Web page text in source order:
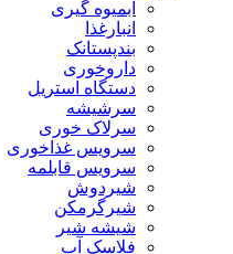
آبمیوه گیری
انبارغذا
بندپستانک
داروخوری
دستگاه استریل
سرشیشه
سرلاک خوری
سرویس غذاخوری
سرویس قابلمه
شیردوش
شیرگرمکن
شیشه شیر
فلاسک آب